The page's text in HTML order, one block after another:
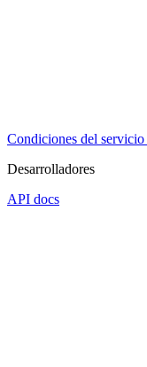
Condiciones del servicio
Desarrolladores
API docs